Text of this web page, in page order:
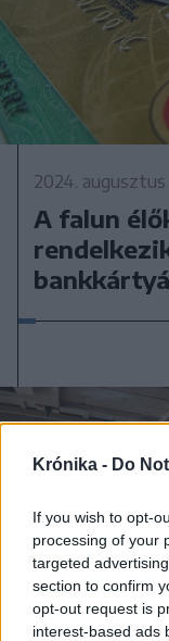
Krónika - Do
If you wish to opt-
processing of your
targeted
section to confirm
opt-out request is
interest-based ads
2024.
A falun